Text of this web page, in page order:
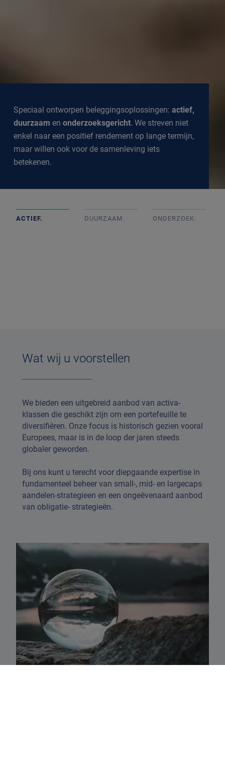
Speciaal ontworpen beleggingsoplossingen: actief,
duurzaam en onderzoeksgericht. We streven niet
enkel naar een positief rendement op lange termijn,
maar willen ook voor de samenleving iets
betekenen.
ACTIEF. DUURZAAM. ONDERZOEK.
Wat wij u voorstellen
We bieden een uitgebreid aanbod van activa-
klassen die geschikt zijn om een portefeuille te
diversifiëren. Onze focus is historisch gezien vooral
Europees, maar is in de loop der jaren steeds
globaler geworden.
Bij ons kunt u terecht voor diepgaande expertise in
fundamenteel beheer van small-, mid- en largecaps
aandelen-strategieen en een ongeëvenaard aanbod
van obligatie- strategieën.